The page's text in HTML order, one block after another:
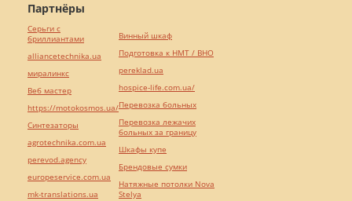
Партнёры
Серьги с
бриллиантами
alliancetechnika.ua
миралинкс
Веб мастер
https://motokosmos.ua/
Синтезаторы
agrotechnika.com.ua
perevod.agency
europeservice.com.ua
mk-translations.ua
Винный шкаф
Подготовка к НМТ / ВНО
pereklad.ua
hospice-life.com.ua/
Перевозка больных
Перевозка лежачих
больных за границу
Шкафы купе
Брендовые сумки
Натяжные потолки Nova
Stelya